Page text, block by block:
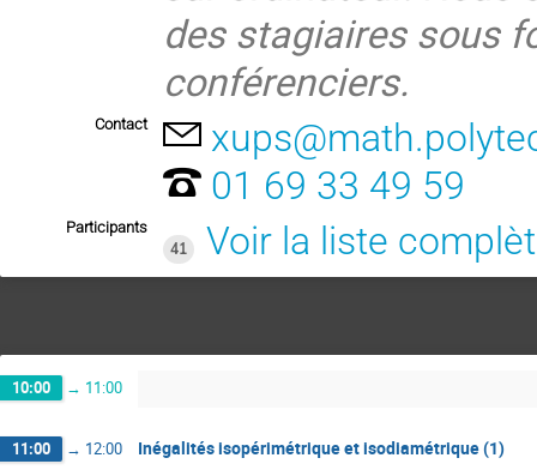
des stagiaires sous
conférenciers.
Contact
01 69 33 49 59
Participants
41
Voir la liste
10:00 → 11:00
11:00 → 12:00 Inégalités isopérimétrique et isodiamétrique (1)